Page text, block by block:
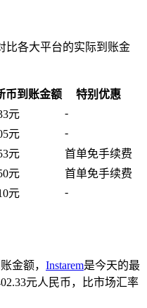
比各大平台的实际到账金
币到账金额
特别优惠
元
-
元
-
元
首单免手续费
元
首单免手续费
元 -
金额， Instarem是今天的最
元人民币，比市场汇率